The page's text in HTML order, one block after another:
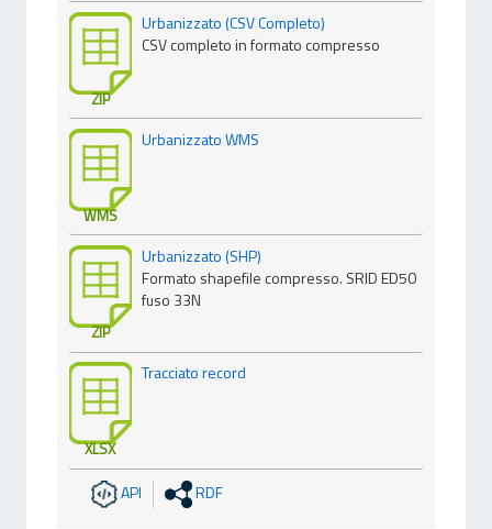
ZIP
Urbanizzato (CSV Completo)
CSV completo in formato compresso
WMS
Urbanizzato WMS
ZIP
Urbanizzato (SHP)
Formato shapefile compresso. SRID ED50
fuso 33N
XLSX
Tracciato record
API RDF